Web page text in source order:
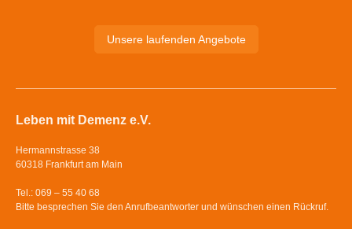
Unsere laufenden Angebote
Leben mit Demenz e.V.
Hermannstrasse 38
60318 Frankfurt am Main
Tel.: 069 – 55 40 68
Bitte besprechen Sie den Anrufbeantworter und wünschen einen Rückruf.